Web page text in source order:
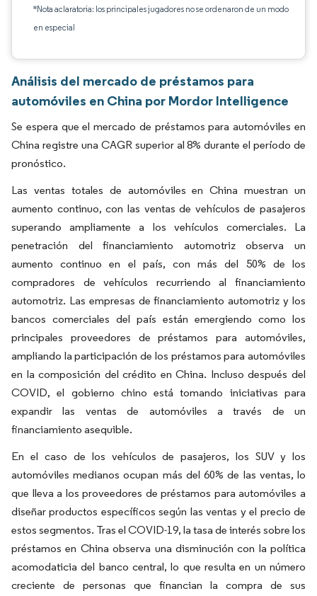
*Nota aclaratoria: los principales jugadores no se ordenaron de un modo
en especial
Análisis del mercado de préstamos para
automóviles en China por Mordor Intelligence
Se espera que el mercado de préstamos para automóviles en
China registre una CAGR superior al 8% durante el período de
pronóstico.
Las ventas totales de automóviles en China muestran un
aumento continuo, con las ventas de vehículos de pasajeros
superando ampliamente a los vehículos comerciales. La
penetración del financiamiento automotriz observa un
aumento continuo en el país, con más del 50% de los
compradores de vehículos recurriendo al financiamiento
automotriz. Las empresas de financiamiento automotriz y los
bancos comerciales del país están emergiendo como los
principales proveedores de préstamos para automóviles,
ampliando la participación de los préstamos para automóviles
en la composición del crédito en China. Incluso después del
COVID, el gobierno chino está tomando iniciativas para
expandir las ventas de automóviles a través de un
financiamiento asequible.
En el caso de los vehículos de pasajeros, los SUV y los
automóviles medianos ocupan más del 60% de las ventas, lo
que lleva a los proveedores de préstamos para automóviles a
diseñar productos específicos según las ventas y el precio de
estos segmentos. Tras el COVID-19, la tasa de interés sobre los
préstamos en China observa una disminución con la política
acomodaticia del banco central, lo que resulta en un número
creciente de personas que financian la compra de sus